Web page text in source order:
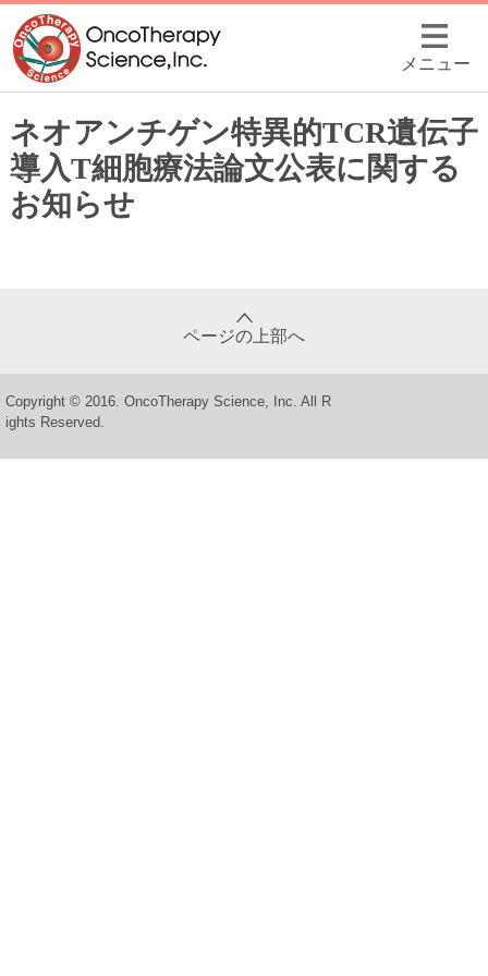
メニュー
ネオアンチゲン特異的TCR遺伝子
導入T細胞療法論文公表に関する
お知らせ
ページの上部へ
Copyright © 2016. OncoTherapy Science, Inc. All R
ights Reserved.